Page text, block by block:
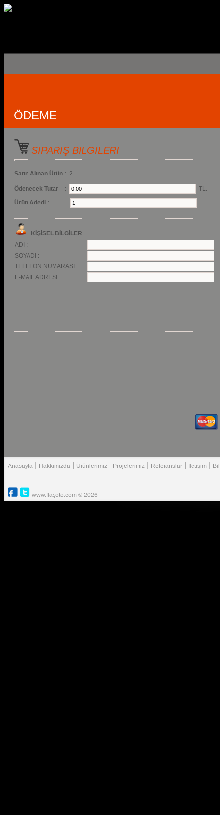
ÖDEME
SİPARİŞ BİLGİLERİ
Satın Alınan Ürün : 2
Ödenecek Tutar :
TL.
Ürün Adedi :
KİŞİSEL BİLGİLER
ADI :
SOYADI :
TELEFON NUMARASI :
E-MAİL ADRESİ:
Anasayfa Hakkımızda Ürünlerimiz Projelerimiz Referanslar İletişim
www.flaşoto.com © 2026